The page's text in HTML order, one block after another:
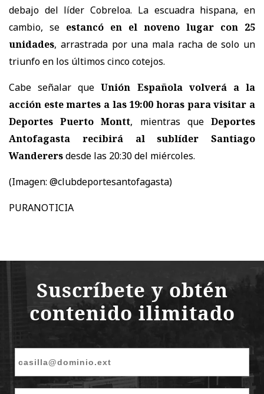
debajo del líder Cobreloa. La escuadra hispana, en
cambio, se estancó en el noveno lugar con 25
unidades, arrastrada por una mala racha de solo un
triunfo en los últimos cinco cotejos.
Cabe señalar queUnión Española volverá a la
acción este martes a las 19:00 horas para visitar a
Deportes Puerto Montt, mientras queDeportes
Antofagasta recibirá al sublíder Santiago
Wanderersdesde las 20:30 del miércoles.
(Imagen: @clubdeportesantofagasta)
PURANOTICIA